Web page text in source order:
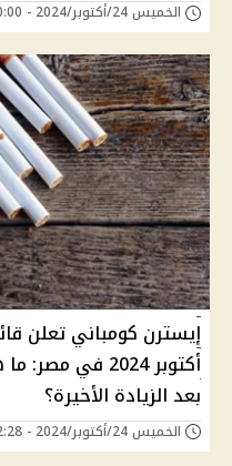
الخميس 24/أكتوبر/2024 - 10:00 م
أكتوبر 2024
بعد الزيادة الأخيرة؟
الخميس 24/أكتوبر/2024 - 12:28 ص